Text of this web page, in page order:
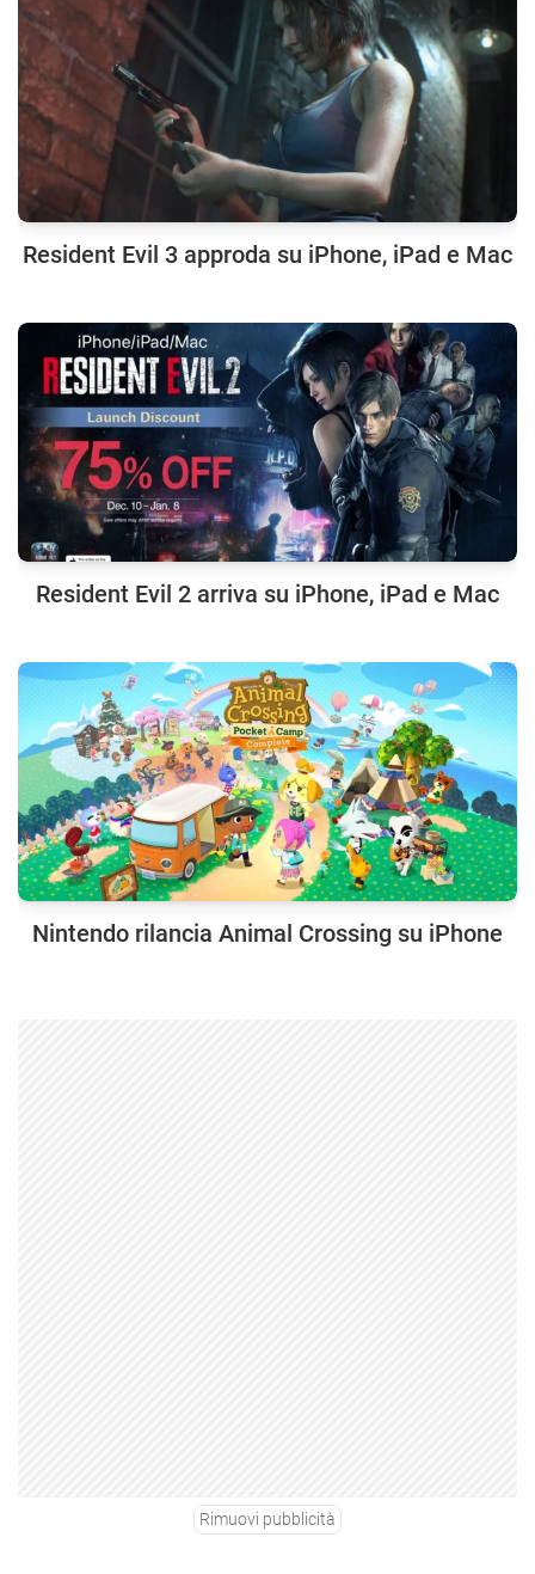
Resident Evil 3 approda su iPhone, iPad e Mac
Resident Evil 2 arriva su iPhone, iPad e Mac
Nintendo rilancia Animal Crossing su iPhone
Rimuovi pubblicità